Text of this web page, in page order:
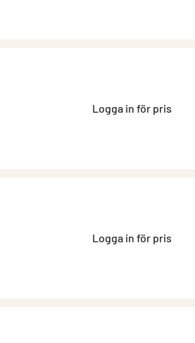
Logga in för pris
Logga in för pris